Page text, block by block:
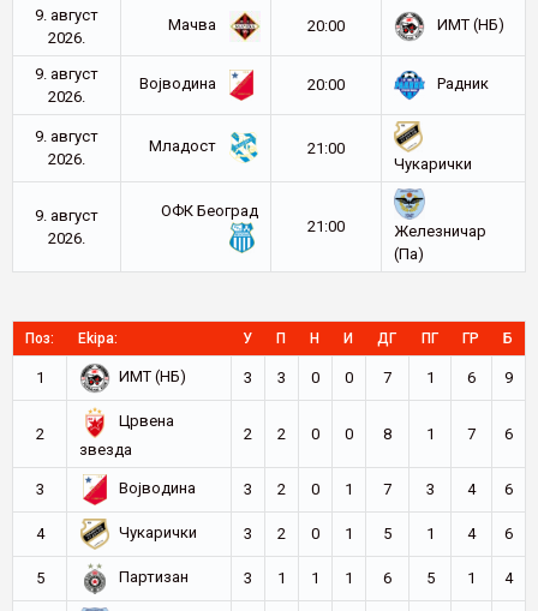
9. август
2026.
Мачва 20:00 ИМТ (НБ)
9. август
2026.
Војводина 20:00 Радник
9. август
2026.
Младост
21:00
Чукарички
9. август
2026.
ОФК Београд
21:00
Железничар
(Па)
Поз: Ekipa: У П Н И ДГ ПГ ГР Б
1 ИМТ (НБ) 3 3 0 0 7 1 6 9
2
Црвена
звезда
2 2 0 0 8 1 7 6
3 Војводина 3 2 0 1 7 3 4 6
4 Чукарички 3 2 0 1 5 1 4 6
5 Партизан 3 1 1 1 6 5 1 4